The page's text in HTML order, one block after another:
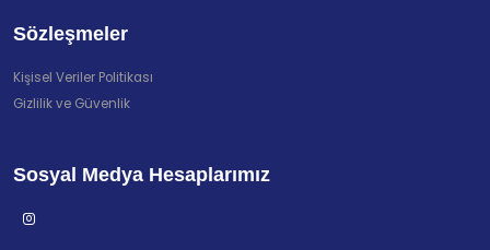
Sözleşmeler
Kişisel Veriler Politikası
Gizlilik ve Güvenlik
Sosyal Medya Hesaplarımız